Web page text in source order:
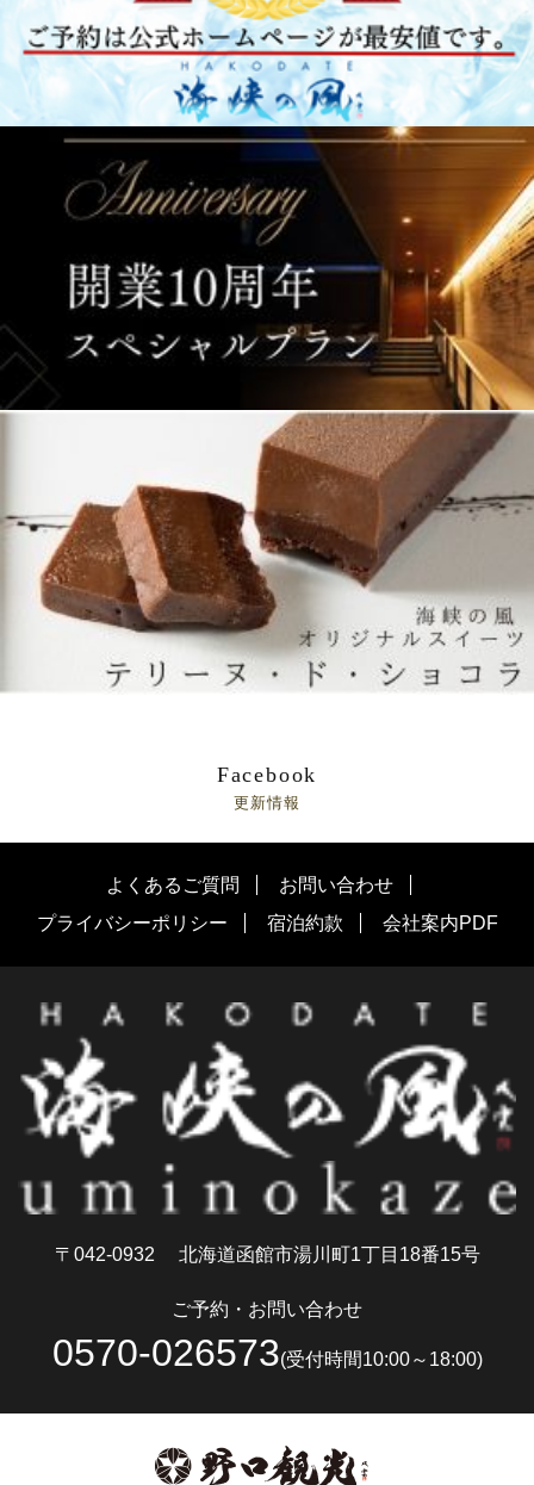
Facebook
更新情報
よくあるご質問
お問い合わせ
プライバシーポリシー
宿泊約款 会社案内PDF
〒042-0932 北海道函館市湯川町1丁目18番15号
ご予約・お問い合わせ
0570-026573(受付時間10:00～18:00)